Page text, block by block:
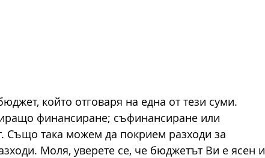
който отговаря на една от тези суми.
финансиране; съфинансиране или
така можем да покрием разходи за
Моля, уверете се, че бюджетът Ви е ясен и